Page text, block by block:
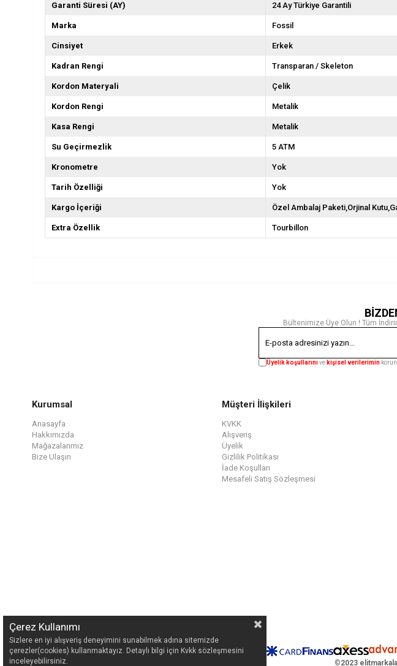
Garanti Süresi (AY) 24 Ay Türkiye Garantili
Marka Fossil
Cinsiyet Erkek
Kadran Rengi Transparan / Skeleton
Kordon Materyali Çelik
Kordon Rengi Metalik
Kasa Rengi Metalik
Su Geçirmezlik 5 ATM
Kronometre Yok
Tarih Özelliği Yok
Kargo İçeriği Özel Ambalaj Paketi,Orjinal
Extra Özellik Tourbillon
Bültenimize Üye Olun ! Tüm
Üyelik koşullarınıve kişisel verilerimin
Kurumsal
Anasayfa
Hakkımızda
Mağazalarımız
Bize Ulaşın
Müşteri İlişkileri
KVKK
Alışveriş
Üyelik
Gizlilik Politikası
İade Koşulları
Mesafeli Satış Sözleşmesi
©2023
Çerez Kullanımı
Sizlere en iyi alışveriş deneyimini sunabilmek adına sitemizde
çerezler(cookies) kullanmaktayız. Detaylı bilgi için Kvkk sözleşmesini
inceleyebilirsiniz.